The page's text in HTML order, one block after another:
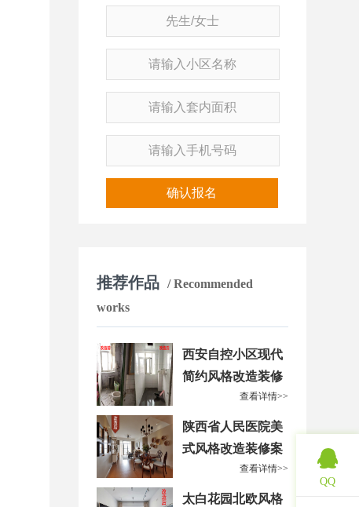
确认报名
推荐作品
/ Recommended
works
西安自控小区现代
简约风格改造装修
查看详情>>
陕西省人民医院美
式风格改造装修案
查看详情>>
太白花园北欧风格
QQ